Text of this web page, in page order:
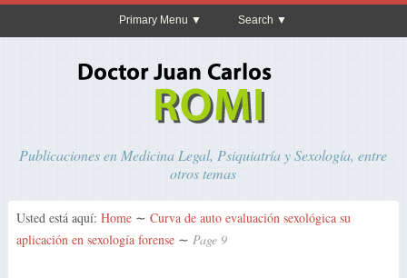
Primary Menu Search
Publicaciones en Medicina Legal, Psiquiatría y Sexología, entre
otros temas
Usted está aquí: Home ∼ Curva de auto evaluación sexológica su
aplicación en sexología forense ∼ Page 9